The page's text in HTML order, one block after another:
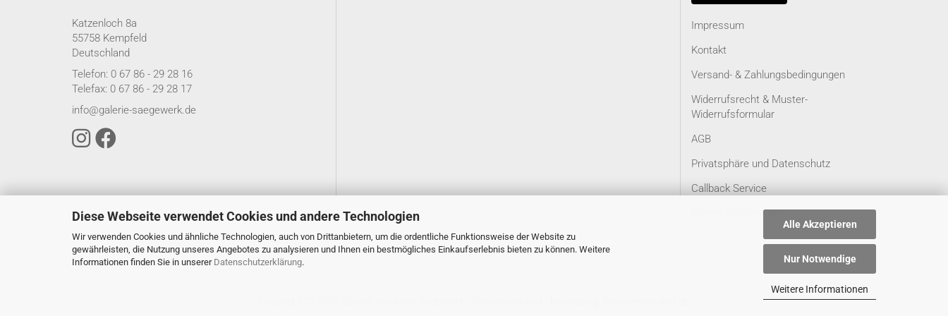
Diese Webseite verwendet Cookies und andere Technologien
Wir verwenden Cookies und ähnliche Technologien, auch von Drittanbietern, um die ordentliche Funktionsweise der Website zu
gewährleisten, die Nutzung unseres Angebotes zu analysieren und Ihnen ein bestmögliches Einkaufserlebnis bieten zu können. Weitere
Informationen finden Sie in unserer Datenschutzerklärung.
Alle Akzeptieren
Nur Notwendige
Weitere Informationen
Katzenloch 8a
55758 Kempfeld
Deutschland
Telefon: 0 67 86 - 29 28 16
Telefax: 0 67 86 - 29 28 17
info@galerie-saegewerk.de
Impressum
Kontakt
Versand- & Zahlungsbedingungen
Widerrufsrecht & Muster-
Widerrufsformular
AGB
Privatsphäre und Datenschutz
Callback Service
Cookie Einstellungen